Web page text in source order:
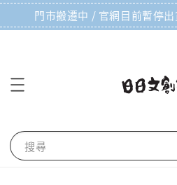
門市搬遷中 / 官網目前暫停
搜尋